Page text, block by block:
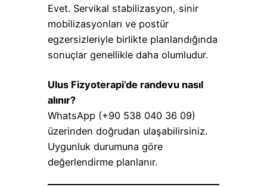
Evet. Servikal stabilizasyon, sinir
mobilizasyonları ve postür
egzersizleriyle birlikte planlandığında
sonuçlar genellikle daha olumludur.
Ulus Fizyoterapi’de randevu nasıl
alınır?
WhatsApp (+90 538 040 36 09)
üzerinden doğrudan ulaşabilirsiniz.
Uygunluk durumuna göre
değerlendirme planlanır.